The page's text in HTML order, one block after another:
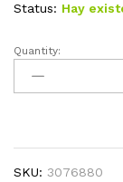
Status: Hay
Juego
salón
piezas
Quantity:
SKU: 3076880